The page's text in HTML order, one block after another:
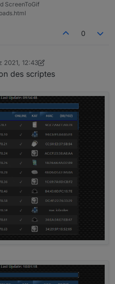
ScreenToGif
0
2021, 12:43
in-sky
des scriptes